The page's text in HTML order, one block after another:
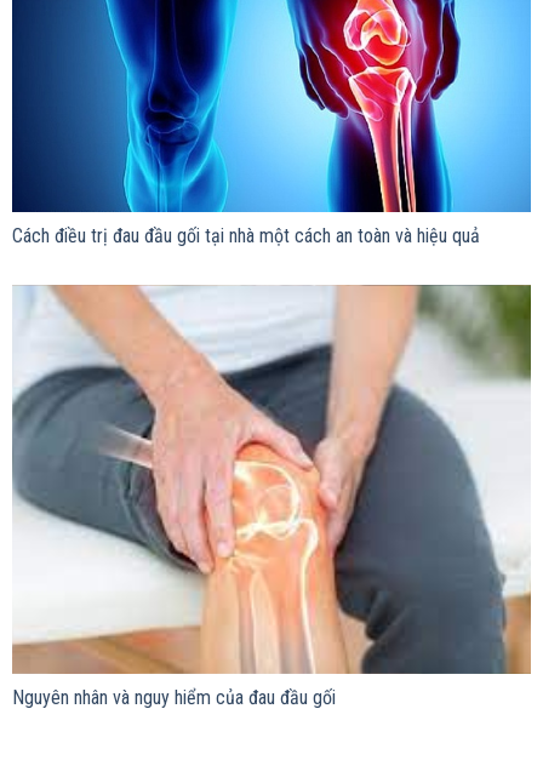
Cách điều trị đau đầu gối tại nhà một cách an toàn và hiệu quả
Nguyên nhân và nguy hiểm của đau đầu gối